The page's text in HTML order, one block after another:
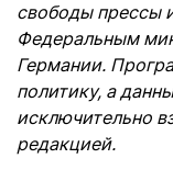
свободы прессы
Федеральным
Германии.
политику, а
исключительно
редакцией.